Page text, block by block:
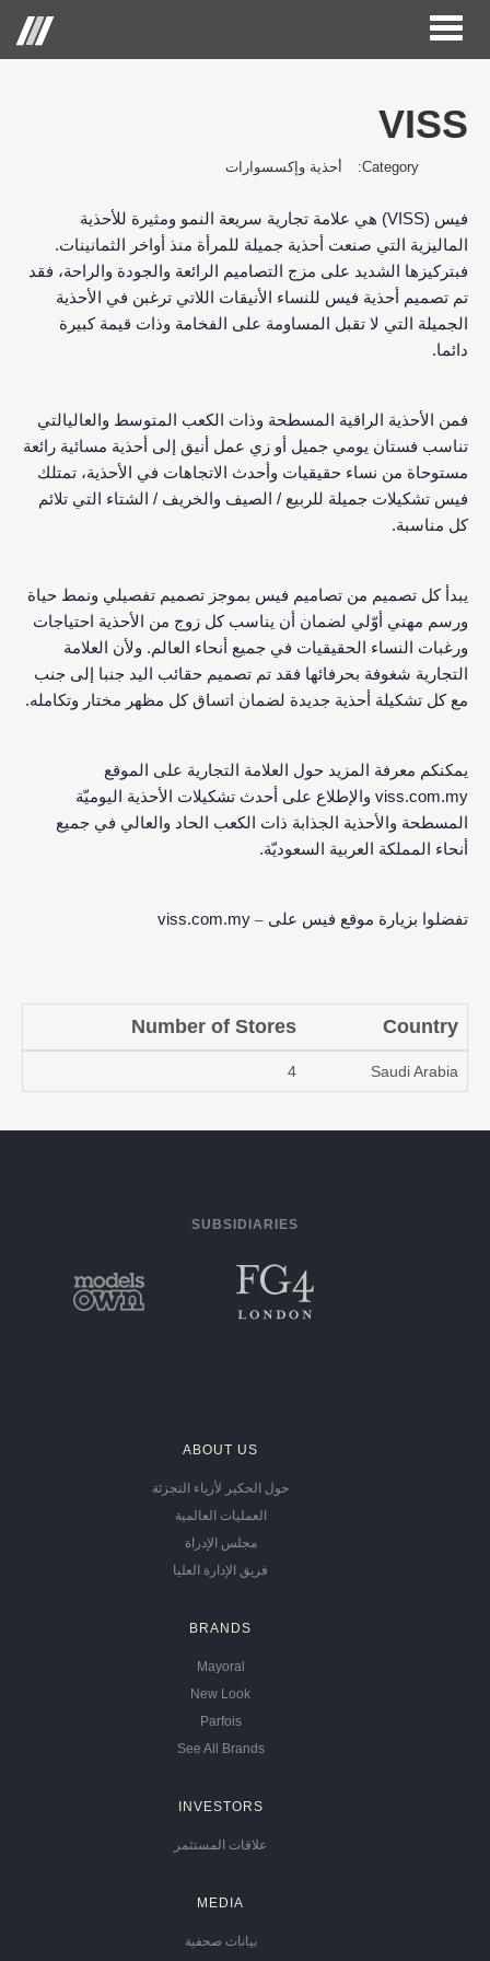
Toggle
Menu
الصفحة الرئيسية
حول الحكير لأزياء التجزئة
العلامات التجارية
علاقات المستثمر
مركز الاعلام
وظائف
VISS
Category: أحذية وإكسسوارات
فيس
هي علامة تجارية سريعة النمو ومثيرة للأحذية
الماليزية التي صنعت أحذية جميلة للمرأة منذ أواخر الثمانينات.
فبتركيزها الشديد على مزج التصاميم الرائعة والجودة والراحة، فقد
تم تصميم أحذية فيس للنساء الأنيقات اللاتي ترغبن في الأحذية
الجميلة التي لا تقبل المساومة على الفخامة وذات قيمة كبيرة
دائما.
فمن الأحذية الراقية المسطحة وذات الكعب المتوسط والعاليالتي
تناسب فستان يومي جميل أو زي عمل أنيق إلى أحذية مسائية رائعة
مستوحاة من نساء حقيقيات وأحدث الاتجاهات في الأحذية، تمتلك
فيس تشكيلات جميلة للربيع /الصيف والخريف /الشتاء التي تلائم
كل مناسبة.
يبدأ كل تصميم من تصاميم فيس بموجز تصميم تفصيلي ونمط حياة
ورسم مهني أوّلي لضمان أن يناسب كل زوج من الأحذية احتياجات
ورغبات النساء الحقيقيات في جميع أنحاء العالم. ولأن العلامة
التجارية شغوفة بحرفائها فقد تم تصميم حقائب اليد جنبا إلى جنب
مع كل تشكيلة أحذية جديدة لضمان اتساق كل مظهر مختار وتكامله.
يمكنكم معرفة المزيد حول العلامة التجارية على الموقع
viss.com.my والإطلاع على أحدث تشكيلات الأحذية اليوميّة
المسطحة والأحذية الجذابة ذات الكعب الحاد والعالي في جميع
أنحاء المملكة العربية السعوديّة.
تفضلوا بزيارة موقع فيس على –viss.com.my
Country
Number of Stores
Saudi Arabia
4
SUBSIDIARIES
ABOUT US
حول الحكير لأزياء التجزئة
العمليات العالمية
مجلس الإدراة
فريق الإدارة العليا
BRANDS
Mayoral
New Look
Parfois
See All Brands
INVESTORS
علاقات المستثمر
MEDIA
بيانات صحفية